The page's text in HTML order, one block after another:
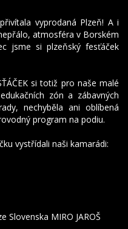
vyprodaná Plzeň! A i
atmosféra v Borském
jsme si plzeňský fesťáček
si totiž pro naše malé
zón a zábavných
nechyběla ani oblíbená
program na podiu.
vystřídali naši kamarádi:
Slovenska MIRO JAROŠ